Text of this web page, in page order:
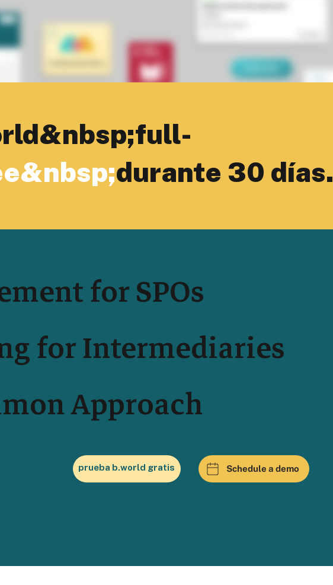
durante 30 días.
for SPOs
for Intermediaries
Approach
prueba b.world gratis Schedule a demo